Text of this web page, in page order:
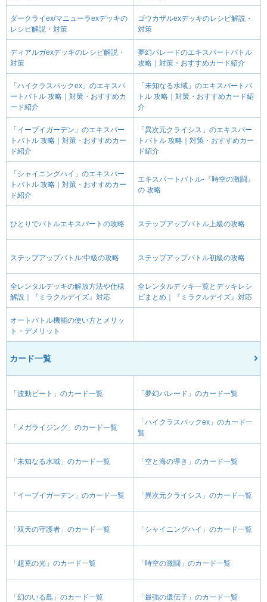
ダークライex/マニューラexデッキの
レシピ解説・対策
ゴウカザルexデッキのレシピ解説・
対策
ディアルガexデッキのレシピ解説・
対策
夢幻パレードのエキスパートバトル
攻略｜対策・おすすめカード紹介
「ハイクラスパックex」のエキスパ
ートバトル 攻略｜対策・おすすめカ
ード紹介
「未知なる水域」のエキスパートバ
トル 攻略｜対策・おすすめカード紹
介
「イーブイガーデン」のエキスパー
トバトル 攻略｜対策・おすすめカー
ド紹介
「異次元クライシス」のエキスパー
トバトル 攻略｜対策・おすすめカー
ド紹介
「シャイニングハイ」のエキスパー
トバトル 攻略｜対策・おすすめカー
ド紹介
エキスパートバトル-『時空の激闘』
の 攻略
ひとりでバトルエキスパートの攻略 ステップアップバトル上級の攻略
ステップアップバトル:中級の攻略 ステップアップバトル初級の攻略
全レンタルデッキの解放方法や仕様
解説｜『ミラクルデイズ』対応
全レンタルデッキ一覧とデッキレシ
ピまとめ｜『ミラクルデイズ』対応
オートバトル機能の使い方とメリッ
ト・デメリット
カード一覧
「波動ビート」のカード一覧 「夢幻パレード」のカード一覧
「メガライジング」のカード一覧
「ハイクラスパックex」のカード一
覧
「未知なる水域」のカード一覧 「空と海の導き」のカード一覧
「イーブイガーデン」のカード一覧 「異次元クライシス」のカード一覧
「双天の守護者」のカード一覧 「シャイニングハイ」のカード一覧
「超克の光」のカード一覧 「時空の激闘」のカード一覧
「幻のいる島」のカード一覧 「最強の遺伝子」のカード一覧